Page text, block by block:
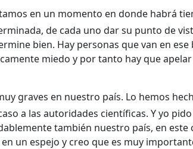
en un momento en donde habrá
de cada uno dar su punto de
bien. Hay personas que van en ese
miedo y por tanto hay que
graves en nuestro país. Lo hemos
a las autoridades científicas. Y yo
también nuestro país, en este
un espejo y creo que es muy